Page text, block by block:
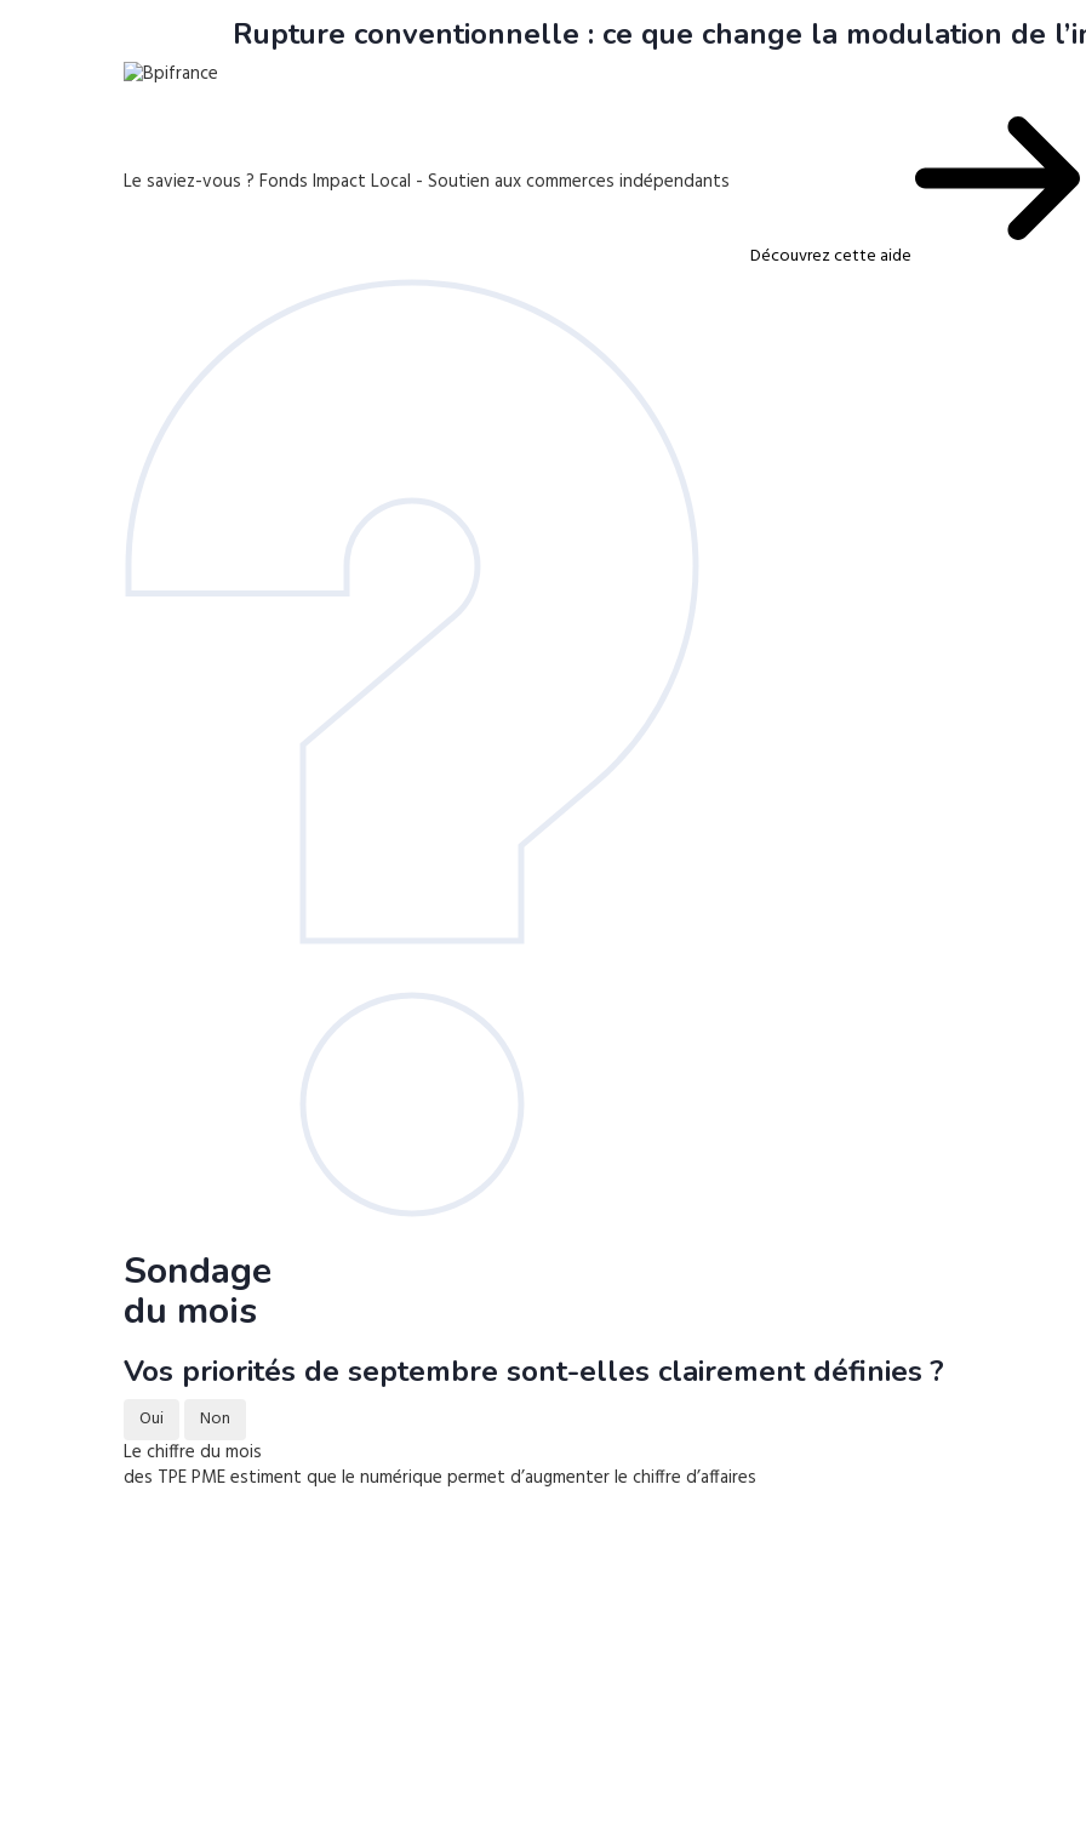
Rupture conventionnelle : ce que change la modulation de
Le saviez-vous ? Fonds Impact Local - Soutien aux commerces indépendants
Découvrez cette aide
Sondage
du mois
Vos priorités de septembre sont-elles clairement définies ?
Oui Non
Le chiffre du mois
des TPE PME estiment que le numérique permet d’augmenter le chiffre d’affaires